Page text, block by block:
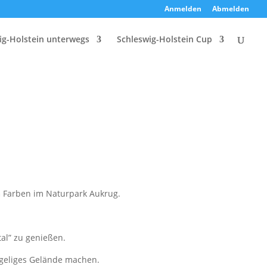
Anmelden Abmelden
Holstein unterwegs Schleswig-Holstein Cup
im Naturpark Aukrug.
zu genießen.
Gelände machen.